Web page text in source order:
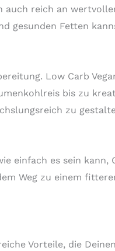
auch reich an
gesunden Fetten
Low Carb
bis zu
zu
einfach es sein kann,
Weg zu einem
Vorteile, die